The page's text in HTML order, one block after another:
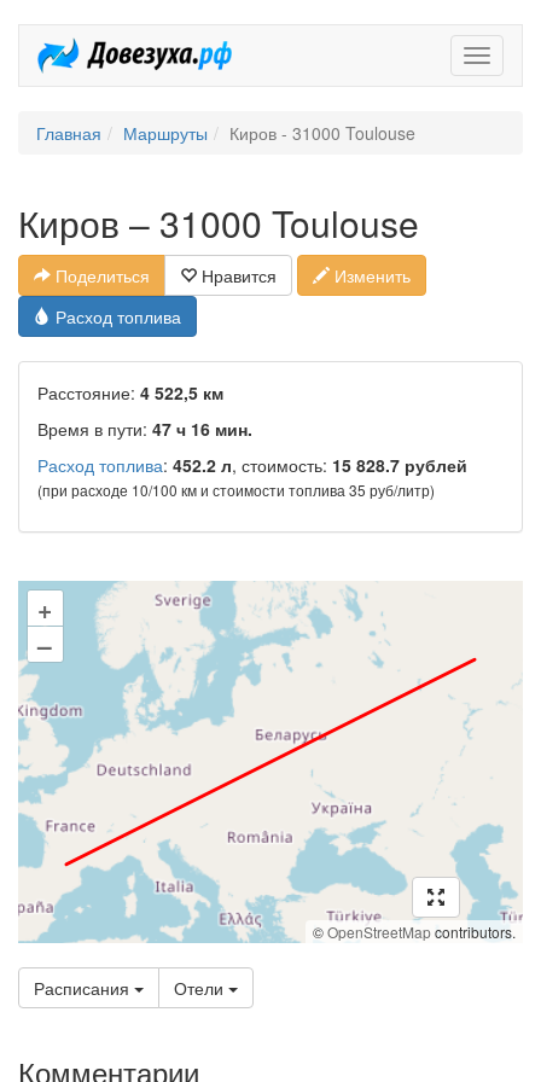
Главная Маршруты Киров - 31000 Toulouse
Киров – 31000 Toulouse
Поделиться Нравится
Изменить
Расход топлива
Расстояние: 4 522,5 км
Время в пути: 47 ч 16 мин.
Расход топлива: 452.2 л, стоимость: 15 828.7 рублей
(при расходе 10/100 км и стоимости топлива 35 руб/литр)
+
–
©OpenStreetMapcontributors.
Расписания Отели
Комментарии